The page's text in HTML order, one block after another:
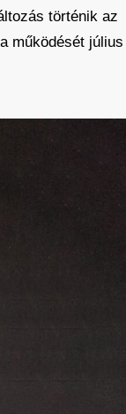
történik az
működését július